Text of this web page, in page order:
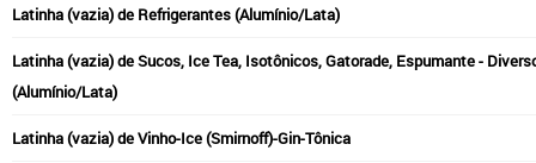
Latinha (vazia) de Refrigerantes (Alumínio/Lata)
Latinha (vazia) de Sucos, Ice Tea, Isotônicos, Gatorade, Espumante -
(Alumínio/Lata)
Latinha (vazia) de Vinho-Ice (Smirnoff)-Gin-Tônica